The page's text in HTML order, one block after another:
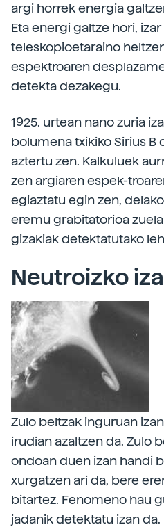
argi horrek energia
Eta energi galtze hori,
teleskopioetaraino
espektroaren
detekta dezakegu.
1925. urtean nano zuria
bolumena txikiko Sirius B
aztertu zen. Kalkuluek
zen argiaren espek-
egiaztatu egin zen,
eremu grabitatorioa
gizakiak detektatutako
Neutroizko
Zulo beltzak inguruan
irudian azaltzen da. Zulo
ondoan duen izan handi
xurgatzen ari da, bere
bitartez. Fenomeno hau
jadanik detektatu izan da.